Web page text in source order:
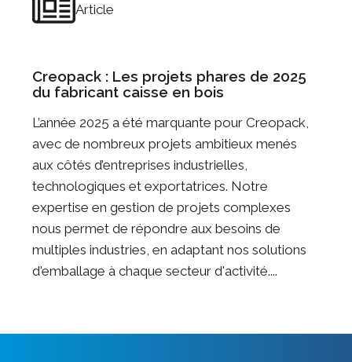
Article
Creopack : Les projets phares de 2025
du fabricant caisse en bois
L’année 2025 a été marquante pour Creopack,
avec de nombreux projets ambitieux menés
aux côtés d’entreprises industrielles,
technologiques et exportatrices. Notre
expertise en gestion de projets complexes
nous permet de répondre aux besoins de
multiples industries, en adaptant nos solutions
d'emballage à chaque secteur d'activité....